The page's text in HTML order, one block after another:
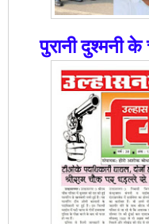
पुरानी दुश्मनी